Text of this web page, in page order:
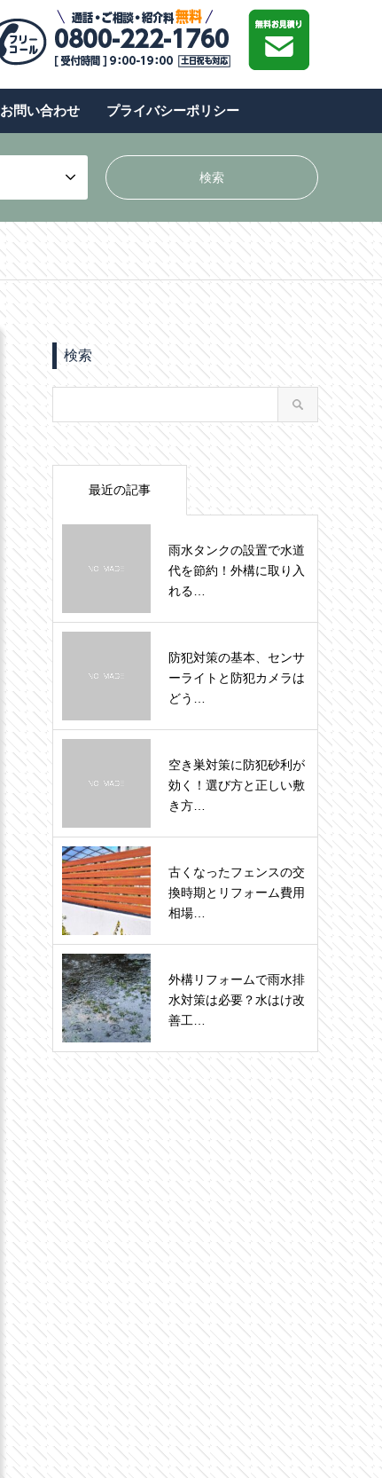
お問い合わせ プライバシーポリシー
検索
最近の記事
雨水タンクの設置で水道
代を節約！外構に取り入
れる…
防犯対策の基本、センサ
ーライトと防犯カメラは
どう…
空き巣対策に防犯砂利が
効く！選び方と正しい敷
き方…
古くなったフェンスの交
換時期とリフォーム費用
相場…
外構リフォームで雨水排
水対策は必要？水はけ改
善工…